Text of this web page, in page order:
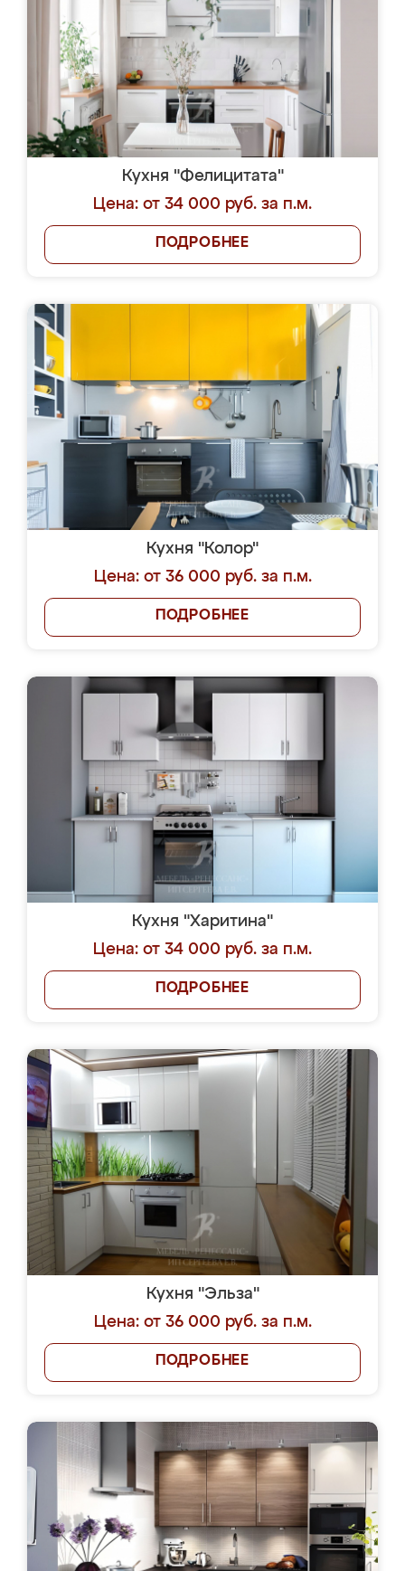
Кухня "Фелицитата"
Цена: от 34 000 руб. за п.м.
ПОДРОБНЕЕ
Кухня "Колор"
Цена: от 36 000 руб. за п.м.
ПОДРОБНЕЕ
Кухня "Харитина"
Цена: от 34 000 руб. за п.м.
ПОДРОБНЕЕ
Кухня "Эльза"
Цена: от 36 000 руб. за п.м.
ПОДРОБНЕЕ